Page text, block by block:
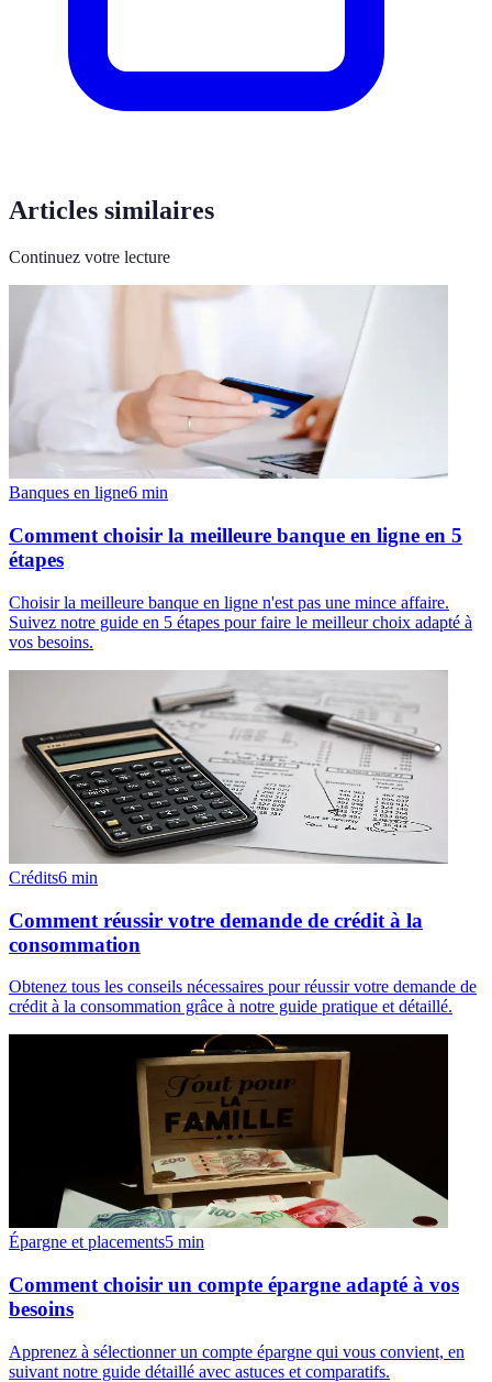
Articles similaires
Continuez votre lecture
Banques en ligne6 min
Comment choisir la meilleure banque en ligne en 5
étapes
Choisir la meilleure banque en ligne n'est pas une mince affaire.
Suivez notre guide en 5 étapes pour faire le meilleur choix adapté à
vos besoins.
Crédits6 min
Comment réussir votre demande de crédit à la
consommation
Obtenez tous les conseils nécessaires pour réussir votre demande de
crédit à la consommation grâce à notre guide pratique et détaillé.
Épargne et placements5 min
Comment choisir un compte épargne adapté à vos
besoins
Apprenez à sélectionner un compte épargne qui vous convient, en
suivant notre guide détaillé avec astuces et comparatifs.